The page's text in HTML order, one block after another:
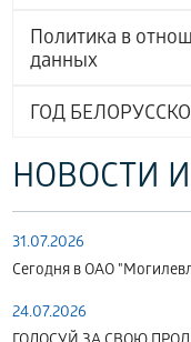
Политика в
данных
ГОД
НОВОСТИ
31.07.2026
Сегодня в ОАО
24.07.2026